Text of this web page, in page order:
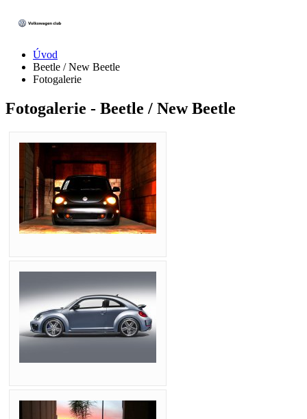
Úvod
Beetle / New Beetle
Fotogalerie
Fotogalerie - Beetle / New Beetle